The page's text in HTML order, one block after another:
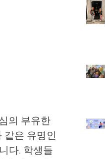
의 부유한
같은 유명인
다. 학생들